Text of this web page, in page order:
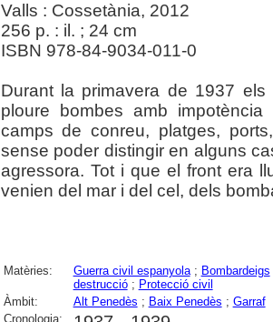
Valls : Cossetània, 2012
256 p. : il. ; 24 cm
ISBN 978-84-9034-011-0
Durant la primavera de 1937
ploure bombes amb
camps de conreu, platges,
sense poder distingir en alguns
agressora. Tot i que el front era
venien del mar i del cel, dels
Matèries: Guerra civil espanyola; Bombardeigs
destrucció; Protecció civil
Àmbit:
Alt Penedès ; Baix Penedès ; Garraf
Cronologia: